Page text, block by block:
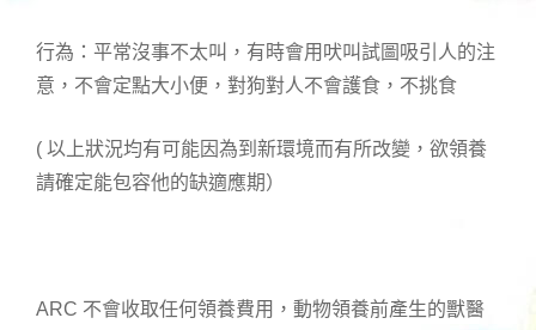
行為：平常沒事不太叫，有時會用吠叫試圖吸引人的注
意，不會定點大小便，對狗對人不會護食，不挑食
( 以上狀況均有可能因為到新環境而有所改變，欲領養
請確定能包容他的缺適應期）
ARC 不會收取任何領養費用，動物領養前產生的獸醫